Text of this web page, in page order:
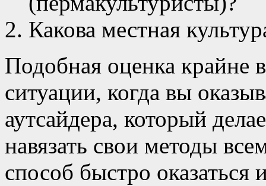
Какова местная
Подобная оценка крайне
ситуации, когда вы
аутсайдера, который
навязать свои методы
способ быстро